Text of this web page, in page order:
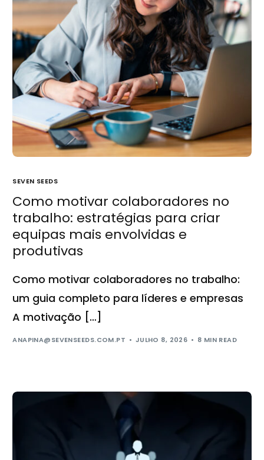
SEVEN SEEDS
Como motivar colaboradores no
trabalho: estratégias para criar
equipas mais envolvidas e
produtivas
Como motivar colaboradores no trabalho:
um guia completo para líderes e empresas
A motivação […]
ANAPINA@SEVENSEEDS.COM.PT JULHO 8, 2026 8 MIN READ